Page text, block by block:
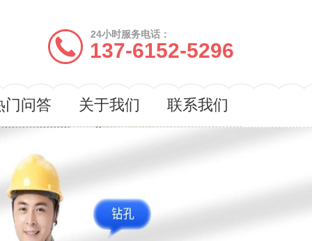
24小时服务电话：
137-6152-5296
门问答 关于我们 联系我们